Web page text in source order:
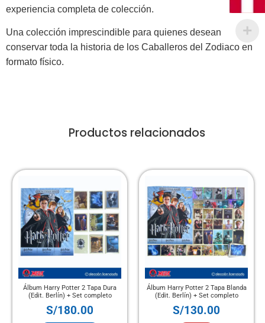
experiencia completa de colección.
Una colección imprescindible para quienes desean
conservar toda la historia de los Caballeros del Zodiaco en
formato físico.
Productos relacionados
Álbum Harry Potter 2 Tapa Dura
(Edit. Berlín) + Set completo
S/180.00
Álbum Harry Potter 2 Tapa Blanda
(Edit. Berlín) + Set completo
S/130.00